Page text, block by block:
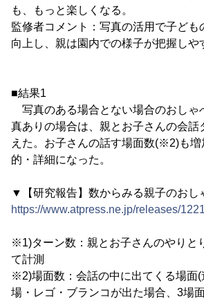
も、もっと楽しくなる。
監修者コメント：写真の活用で子ども
向上し、親は園内での様子が把握しや
■結果1
写真のある場合とない場合のおしゃ
真ありの場合は、親とお子さんの会
えた。お子さんの話す場面数(※2)も
的・詳細になった。
▼【研究報告】数からみる親子のおし
https://www.atpress.ne.jp/releases/
※1)ターン数：親とお子さんのやりと
て計測
※2)場面数：会話の中に出てくる場
場・レゴ・ブランコが出た場合、3場